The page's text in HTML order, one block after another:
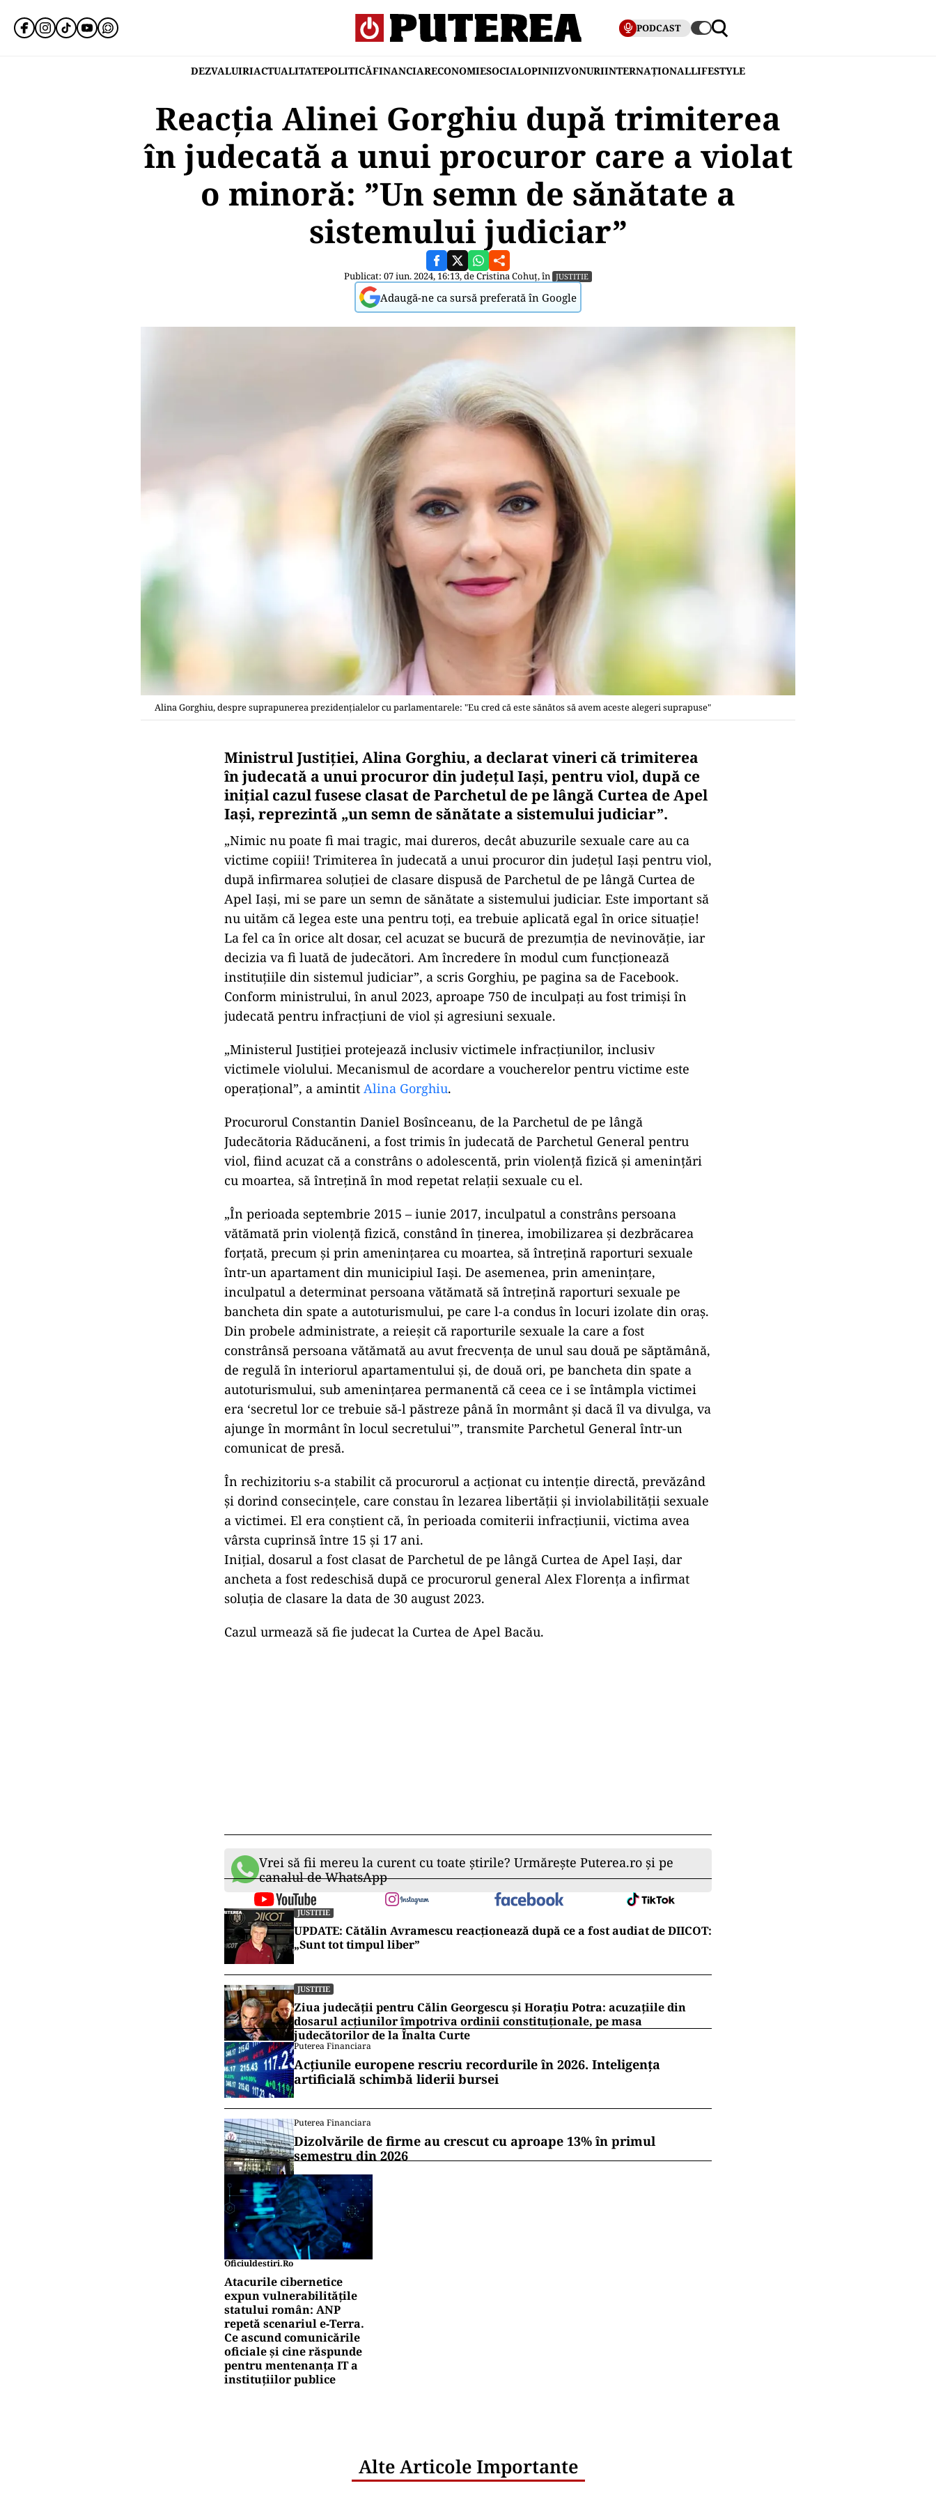
PODCAST
DEZVALUIRIACTUALITATEPOLITICĂFINANCIARECONOMIESOCIALOPINIIZVONURIINTERNAȚIONALLIFESTYLE
Reacția Alinei Gorghiu după trimiterea
în judecată a unui procuror care a violat
o minoră: ”Un semn de sănătate a
sistemului judiciar”
Publicat: 07 iun. 2024, 16:13, deCristina Cohuț, în JUSTITIE
Adaugă-ne ca sursă preferată în Google
Alina Gorghiu, despre suprapunerea prezidențialelor cu parlamentarele: "Eu cred că este sănătos să avem aceste alegeri suprapuse"
Ministrul Justiției, Alina Gorghiu, a declarat vineri că trimiterea
în judecată a unui procuror din județul Iași, pentru viol, după ce
inițial cazul fusese clasat de Parchetul de pe lângă Curtea de Apel
Iași, reprezintă „un semn de sănătate a sistemului judiciar”.
„Nimic nu poate fi mai tragic, mai dureros, decât abuzurile sexuale care au ca
victime copiii! Trimiterea în judecată a unui procuror din judeţul Iaşi pentru viol,
după infirmarea soluţiei de clasare dispusă de Parchetul de pe lângă Curtea de
Apel Iaşi, mi se pare un semn de sănătate a sistemului judiciar. Este important să
nu uităm că legea este una pentru toţi, ea trebuie aplicată egal în orice situaţie!
La fel ca în orice alt dosar, cel acuzat se bucură de prezumţia de nevinovăţie, iar
decizia va fi luată de judecători. Am încredere în modul cum funcţionează
instituţiile din sistemul judiciar”, a scris Gorghiu, pe pagina sa de Facebook.
Conform ministrului, în anul 2023, aproape 750 de inculpați au fost trimiși în
judecată pentru infracțiuni de viol și agresiuni sexuale.
„Ministerul Justiţiei protejează inclusiv victimele infracţiunilor, inclusiv
victimele violului. Mecanismul de acordare a voucherelor pentru victime este
operaţional”, a amintit Alina Gorghiu.
Procurorul Constantin Daniel Bosînceanu, de la Parchetul de pe lângă
Judecătoria Răducăneni, a fost trimis în judecată de Parchetul General pentru
viol, fiind acuzat că a constrâns o adolescentă, prin violență fizică și amenințări
cu moartea, să întrețină în mod repetat relații sexuale cu el.
„În perioada septembrie 2015 – iunie 2017, inculpatul a constrâns persoana
vătămată prin violenţă fizică, constând în ţinerea, imobilizarea şi dezbrăcarea
forţată, precum şi prin ameninţarea cu moartea, să întreţină raporturi sexuale
într-un apartament din municipiul Iaşi. De asemenea, prin ameninţare,
inculpatul a determinat persoana vătămată să întreţină raporturi sexuale pe
bancheta din spate a autoturismului, pe care l-a condus în locuri izolate din oraş.
Din probele administrate, a reieşit că raporturile sexuale la care a fost
constrânsă persoana vătămată au avut frecvenţa de unul sau două pe săptămână,
de regulă în interiorul apartamentului şi, de două ori, pe bancheta din spate a
autoturismului, sub ameninţarea permanentă că ceea ce i se întâmpla victimei
era ‘secretul lor ce trebuie să-l păstreze până în mormânt şi dacă îl va divulga, va
ajunge în mormânt în locul secretului'”, transmite Parchetul General într-un
comunicat de presă.
În rechizitoriu s-a stabilit că procurorul a acționat cu intenție directă, prevăzând
și dorind consecințele, care constau în lezarea libertății și inviolabilității sexuale
a victimei. El era conștient că, în perioada comiterii infracțiunii, victima avea
vârsta cuprinsă între 15 și 17 ani.
Inițial, dosarul a fost clasat de Parchetul de pe lângă Curtea de Apel Iași, dar
ancheta a fost redeschisă după ce procurorul general Alex Florența a infirmat
soluția de clasare la data de 30 august 2023.
Cazul urmează să fie judecat la Curtea de Apel Bacău.
Vrei să fii mereu la curent cu toate știrile? Urmărește Puterea.ro și pe
canalul de WhatsApp
JUSTITIE
UPDATE: Cătălin Avramescu reacționează după ce a fost audiat de DIICOT:
„Sunt tot timpul liber”
JUSTITIE
Ziua judecății pentru Călin Georgescu și Horațiu Potra: acuzațiile din
dosarul acțiunilor împotriva ordinii constituționale, pe masa
judecătorilor de la Înalta Curte
Puterea Financiara
Acțiunile europene rescriu recordurile în 2026. Inteligența
artificială schimbă liderii bursei
Puterea Financiara
Dizolvările de firme au crescut cu aproape 13% în primul
semestru din 2026
Oficiuldestiri.ro
Atacurile cibernetice
expun vulnerabilitățile
statului român: ANP
repetă scenariul e‑Terra.
Ce ascund comunicările
oficiale și cine răspunde
pentru mentenanța IT a
instituțiilor publice
Alte Articole Importante